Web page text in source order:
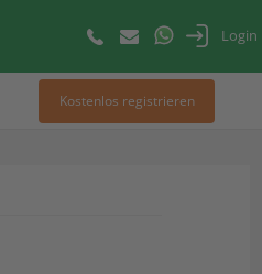
Login
Kostenlos registrieren